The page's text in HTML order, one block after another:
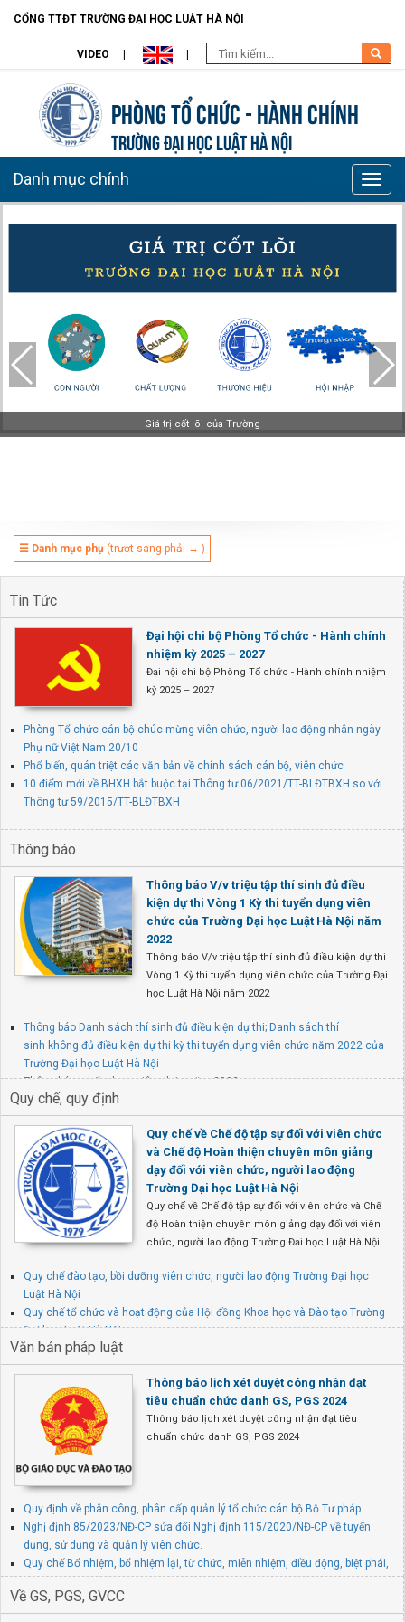
CỔNG TTĐT TRƯỜNG ĐẠI HỌC LUẬT HÀ NỘI
VIDEO
Phòng Tổ chức - Hành chính
TRƯỜNG ĐẠI HỌC LUẬT HÀ NỘI
Toggle
Danh mục chính
Giá trị cốt lõi của Trường
☰ Danh mục phụ (trượt sang phải → )
Tin Tức
Đại hội chi bộ Phòng Tổ chức - Hành chính
nhiệm kỳ 2025 – 2027
Đại hội chi bộ Phòng Tổ chức - Hành chính nhiệm
kỳ 2025 – 2027
Phòng Tổ chức cán bộ chúc mừng viên chức, người lao động nhân ngày
Phụ nữ Việt Nam 20/10
Phổ biến, quán triệt các văn bản về chính sách cán bộ, viên chức
10 điểm mới về BHXH bắt buộc tại Thông tư 06/2021/TT-BLĐTBXH so với
Thông tư 59/2015/TT-BLĐTBXH
Thông báo
Thông báo V/v triệu tập thí sinh đủ điều
kiện dự thi Vòng 1 Kỳ thi tuyển dụng viên
chức của Trường Đại học Luật Hà Nội năm
2022
Thông báo V/v triệu tập thí sinh đủ điều kiện dự thi
Vòng 1 Kỳ thi tuyển dụng viên chức của Trường Đại
học Luật Hà Nội năm 2022
Thông báo Danh sách thí sinh đủ điều kiện dự thi; Danh sách thí
sinh không đủ điều kiện dự thi kỳ thi tuyển dụng viên chức năm 2022 của
Trường Đại học Luật Hà Nội
Thông báo tuyển dụng viên chức năm 2022
Thông báo/thư mời tham dự Gặp mặt cán bộ hưu trí Xuân Quý Mão 2023
Quy chế, quy định
Quy chế về Chế độ tập sự đối với viên chức
và Chế độ Hoàn thiện chuyên môn giảng
dạy đối với viên chức, người lao động
Trường Đại học Luật Hà Nội
Quy chế về Chế độ tập sự đối với viên chức và Chế
độ Hoàn thiện chuyên môn giảng dạy đối với viên
chức, người lao động Trường Đại học Luật Hà Nội
Quy chế đào tạo, bồi dưỡng viên chức, người lao động Trường Đại học
Luật Hà Nội
Quy chế tổ chức và hoạt động của Hội đồng Khoa học và Đào tạo Trường
Đại học Luật Hà Nội
Quy định tạm thời về phối hợp phân công giảng viên Phân hiệu giảng dạy
tại trụ sở chính, cơ sở II và các đơn vị liên kết đào tạo của Trường
Văn bản pháp luật
Thông báo lịch xét duyệt công nhận đạt
tiêu chuẩn chức danh GS, PGS 2024
Thông báo lịch xét duyệt công nhận đạt tiêu
chuẩn chức danh GS, PGS 2024
Quy định về phân công, phân cấp quản lý tổ chức cán bộ Bộ Tư pháp
Nghị định 85/2023/NĐ-CP sửa đổi Nghị định 115/2020/NĐ-CP về tuyển
dụng, sử dụng và quản lý viên chức.
Quy chế Bổ nhiệm, bổ nhiệm lại, từ chức, miễn nhiệm, điều động, biệt phái,
luân chuyển công chức, viên chức của Bộ Tư pháp
Về GS, PGS, GVCC